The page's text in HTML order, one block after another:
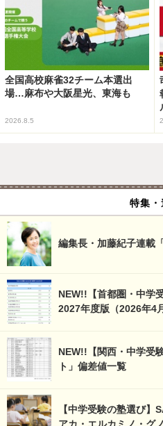
全国高校麻雀32チーム本選出
場…麻布や大阪星光、東海も
2026.8.5
特集・
編集長・加藤紀子連載
NEW!!【首都圏・中学
2027年度版（2026年4
NEW!!【関西・中学受
ト」偏差値一覧
【中学受験の塾選び】